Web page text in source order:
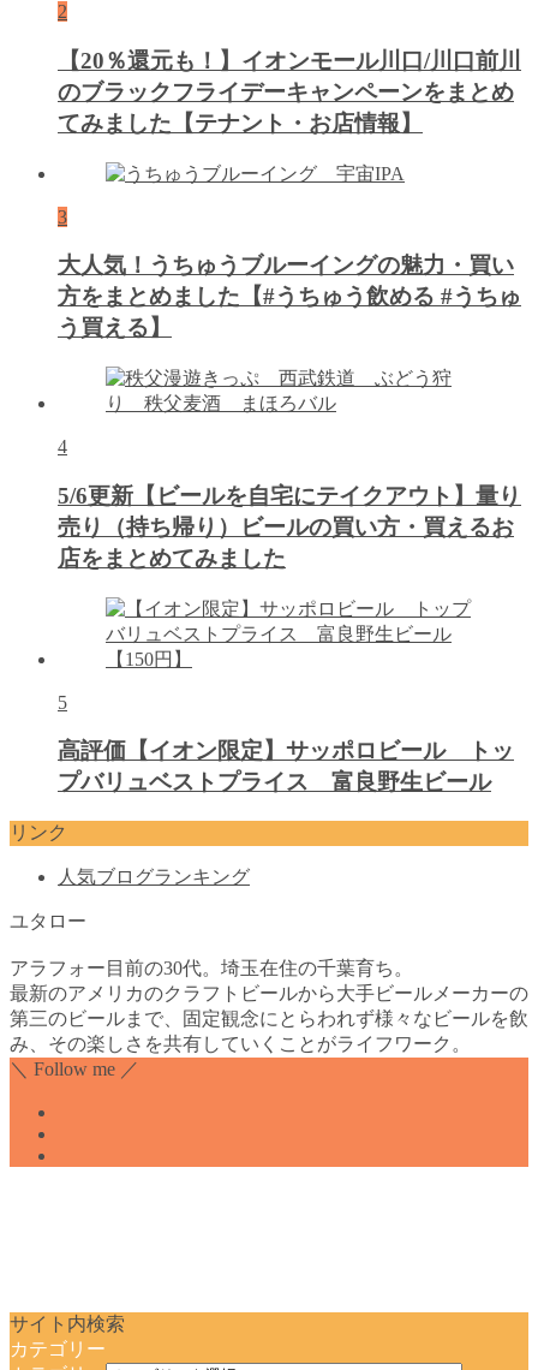
2
【20％還元も！】イオンモール川口/川口前川
のブラックフライデーキャンペーンをまとめ
てみました【テナント・お店情報】
3
大人気！うちゅうブルーイングの魅力・買い
方をまとめました【#うちゅう飲める #うちゅ
う買える】
4
5/6更新【ビールを自宅にテイクアウト】量り
売り（持ち帰り）ビールの買い方・買えるお
店をまとめてみました
5
高評価【イオン限定】サッポロビール トッ
プバリュベストプライス 富良野生ビール
リンク
人気ブログランキング
ユタロー
アラフォー目前の30代。埼玉在住の千葉育ち。
最新のアメリカのクラフトビールから大手ビールメーカーの
第三のビールまで、固定観念にとらわれず様々なビールを飲
み、その楽しさを共有していくことがライフワーク。
＼ Follow me ／
サイト内検索
カテゴリー